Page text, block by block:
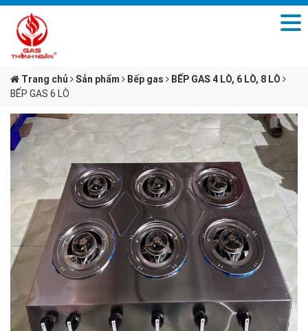
Trang chủ Sản phẩm Bếp gas
BẾP GAS 4 LÒ, 6 LÒ, 8 LÒ
BẾP GAS 6 LÒ